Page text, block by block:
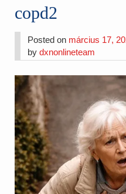
copd2
Posted on március 17,
bydxnonlineteam